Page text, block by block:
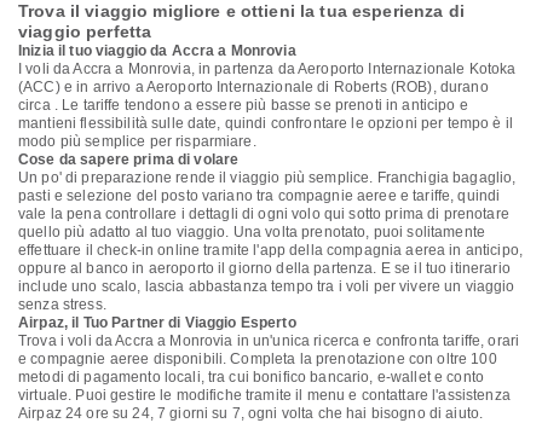
Trova il viaggio migliore e ottieni la tua esperienza di
viaggio perfetta
Inizia il tuo viaggio da Accra a Monrovia
I voli da Accra a Monrovia, in partenza da Aeroporto Internazionale Kotoka
(ACC) e in arrivo a Aeroporto Internazionale di Roberts (ROB), durano
circa . Le tariffe tendono a essere più basse se prenoti in anticipo e
mantieni flessibilità sulle date, quindi confrontare le opzioni per tempo è il
modo più semplice per risparmiare.
Cose da sapere prima di volare
Un po' di preparazione rende il viaggio più semplice. Franchigia bagaglio,
pasti e selezione del posto variano tra compagnie aeree e tariffe, quindi
vale la pena controllare i dettagli di ogni volo qui sotto prima di prenotare
quello più adatto al tuo viaggio. Una volta prenotato, puoi solitamente
effettuare il check-in online tramite l'app della compagnia aerea in anticipo,
oppure al banco in aeroporto il giorno della partenza. E se il tuo itinerario
include uno scalo, lascia abbastanza tempo tra i voli per vivere un viaggio
senza stress.
Airpaz, il Tuo Partner di Viaggio Esperto
Trova i voli da Accra a Monrovia in un'unica ricerca e confronta tariffe, orari
e compagnie aeree disponibili. Completa la prenotazione con oltre 100
metodi di pagamento locali, tra cui bonifico bancario, e-wallet e conto
virtuale. Puoi gestire le modifiche tramite il menu e contattare l'assistenza
Airpaz 24 ore su 24, 7 giorni su 7, ogni volta che hai bisogno di aiuto.